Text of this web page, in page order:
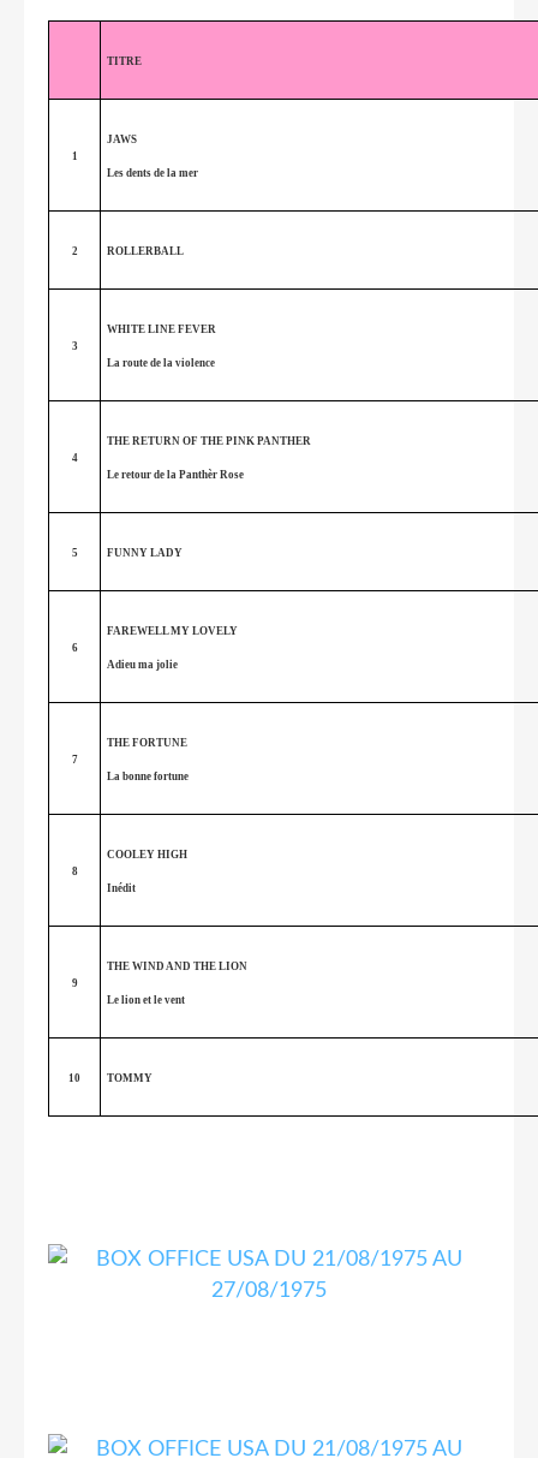
TITRE
1
JAWS
Les dents de la mer
2 ROLLERBALL
3
WHITE LINE FEVER
La route de la violence
4
THE RETURN OF THE PINK PANTHER
Le retour de la Panthèr Rose
5 FUNNY LADY
6
FAREWELL MY LOVELY
Adieu ma jolie
7
THE FORTUNE
La bonne fortune
8
COOLEY HIGH
Inédit
9
THE WIND AND THE LION
Le lion et le vent
10 TOMMY